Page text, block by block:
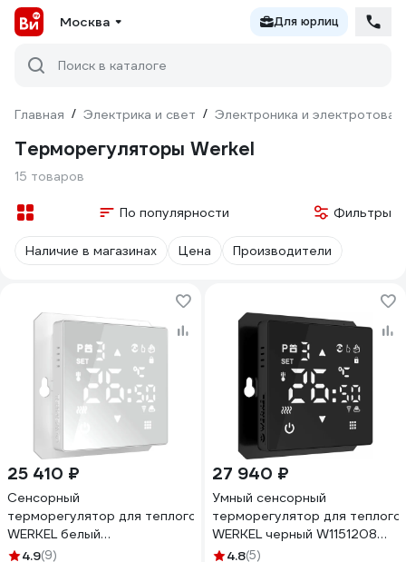
Москва Для юрлиц
Поиск в каталоге
Главная / Электрика и свет / Электроника и
Терморегуляторы Werkel
15 товаров
По популярности Фильтры
Наличие в магазинах Цена Производители
25 410 ₽
Сенсорный
терморегулятор для теплого пола
WERKEL белый
W1151201 a056497
4.9(9)
27 940 ₽
Умный сенсорный
терморегулятор для теплого
WERKEL черный W1151208
a056754
4.8(5)